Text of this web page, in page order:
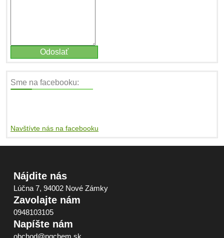
Sme na facebooku:
Navštívte nás na facebooku
Nájdite nás
Lúčna 7, 94002 Nové Zámky
Zavolajte nám
0948103105
Napíšte nám
obchod@pgchem.sk